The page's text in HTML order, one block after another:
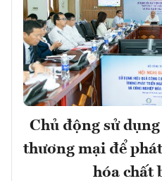
Chủ động sử
thương mại để
hóa chất